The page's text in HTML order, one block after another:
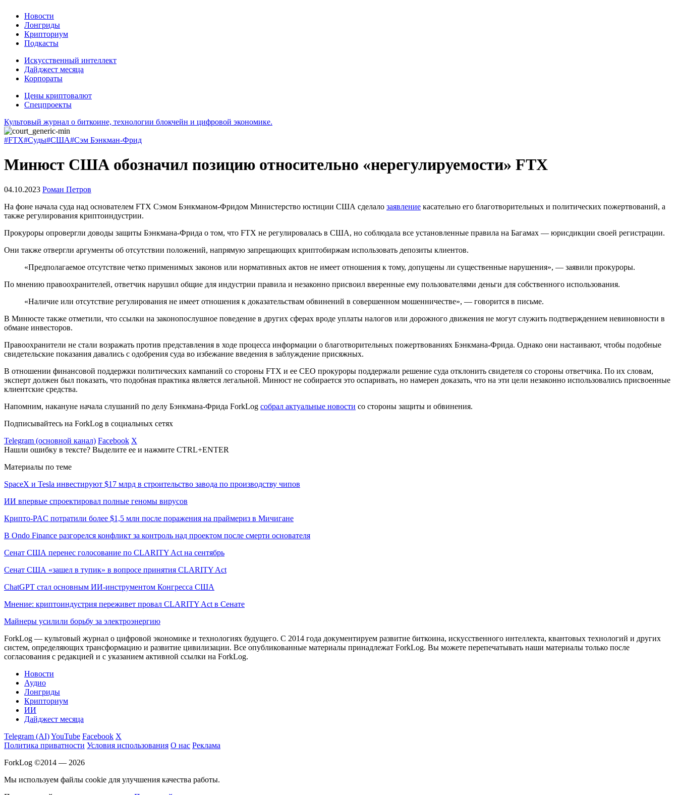
Новости
Лонгриды
Крипториум
Подкасты
Искусственный интеллект
Дайджест месяца
Корпораты
Цены криптовалют
Спецпроекты
Культовый журнал о биткоине, технологии блокчейн и цифровой экономике.
#FTX#Суды#США#Сэм Бэнкман-Фрид
Минюст США обозначил позицию относительно «нерегулируемости» FTX
04.10.2023 Роман Петров
На фоне начала суда над основателем FTX Сэмом Бэнкманом-Фридом Министерство юстиции США сделало заявление касательно его благотворительных и политических пожертвований, а
также регулирования криптоиндустрии.
Прокуроры опровергли доводы защиты Бэнкмана-Фрида о том, что FTX не регулировалась в США, но соблюдала все установленные правила на Багамах — юрисдикции своей регистрации.
Они также отвергли аргументы об отсутствии положений, напрямую запрещающих криптобиржам использовать депозиты клиентов.
«Предполагаемое отсутствие четко применимых законов или нормативных актов не имеет отношения к тому, допущены ли существенные нарушения», — заявили прокуроры.
По мнению правоохранителей, ответчик нарушил общие для индустрии правила и незаконно присвоил вверенные ему пользователями деньги для собственного использования.
«Наличие или отсутствие регулирования не имеет отношения к доказательствам обвинений в совершенном мошенничестве», — говорится в письме.
В Минюсте также отметили, что ссылки на законопослушное поведение в других сферах вроде уплаты налогов или дорожного движения не могут служить подтверждением невиновности в
обмане инвесторов.
Правоохранители не стали возражать против представления в ходе процесса информации о благотворительных пожертвованиях Бэнкмана-Фрида. Однако они настаивают, чтобы подобные
свидетельские показания давались с одобрения суда во избежание введения в заблуждение присяжных.
В отношении финансовой поддержки политических кампаний со стороны FTX и ее CEO прокуроры поддержали решение суда отклонить свидетеля со стороны ответчика. По их словам,
эксперт должен был показать, что подобная практика является легальной. Минюст не собирается это оспаривать, но намерен доказать, что на эти цели незаконно использовались присвоенные
клиентские средства.
Напомним, накануне начала слушаний по делу Бэнкмана-Фрида ForkLog собрал актуальные новости со стороны защиты и обвинения.
Подписывайтесь на ForkLog в социальных сетях
Telegram (основной канал) Facebook X
Нашли ошибку в тексте? Выделите ее и нажмите CTRL+ENTER
Материалы по теме
SpaceX и Tesla инвестируют $17 млрд в строительство завода по производству чипов
ИИ впервые спроектировал полные геномы вирусов
Крипто-PAC потратили более $1,5 млн после поражения на праймериз в Мичигане
В Ondo Finance разгорелся конфликт за контроль над проектом после смерти основателя
Сенат США перенес голосование по CLARITY Act на сентябрь
Сенат США «зашел в тупик» в вопросе принятия CLARITY Act
ChatGPT стал основным ИИ-инструментом Конгресса США
Мнение: криптоиндустрия переживет провал CLARITY Act в Сенате
Майнеры усилили борьбу за электроэнергию
ForkLog — культовый журнал о цифровой экономике и технологиях будущего. С 2014 года документируем развитие биткоина, искусственного интеллекта, квантовых технологий и других
систем, определяющих трансформацию и развитие цивилизации. Все опубликованные материалы принадлежат ForkLog. Вы можете перепечатывать наши материалы только после
согласования с редакцией и с указанием активной ссылки на ForkLog.
Новости
Аудио
Лонгриды
Крипториум
ИИ
Дайджест месяца
Telegram (AI)YouTube Facebook X
Политика приватности Условия использования О нас Реклама
ForkLog ©2014 — 2026
Мы используем файлы cookie для улучшения качества работы.